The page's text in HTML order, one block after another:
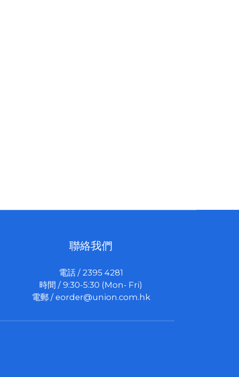
聯絡我們
電話 / 2395 4281
時間 / 9:30-5:30 (Mon- Fri)
電郵 / eorder@union.com.hk